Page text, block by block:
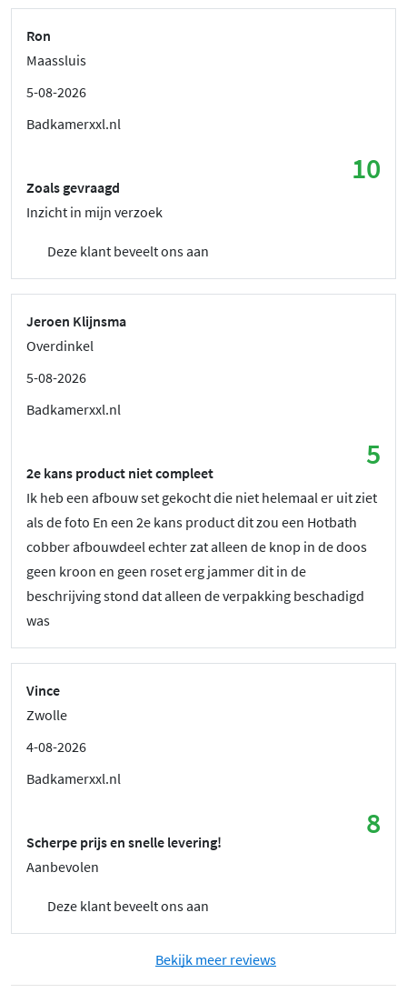
Ron
Maassluis
5-08-2026
Badkamerxxl.nl
10
Zoals gevraagd
Inzicht in mijn verzoek
Deze klant beveelt ons aan
Jeroen Klijnsma
Overdinkel
5-08-2026
Badkamerxxl.nl
5
2e kans product niet compleet
Ik heb een afbouw set gekocht die niet helemaal er uit ziet
als de foto En een 2e kans product dit zou een Hotbath
cobber afbouwdeel echter zat alleen de knop in de doos
geen kroon en geen roset erg jammer dit in de
beschrijving stond dat alleen de verpakking beschadigd
was
Vince
Zwolle
4-08-2026
Badkamerxxl.nl
8
Scherpe prijs en snelle levering!
Aanbevolen
Deze klant beveelt ons aan
Bekijk meer reviews